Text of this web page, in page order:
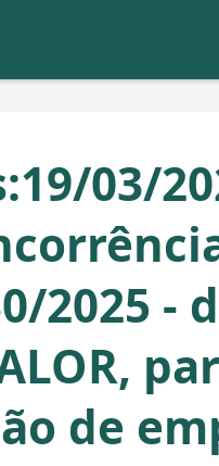
03/
2025 -
de